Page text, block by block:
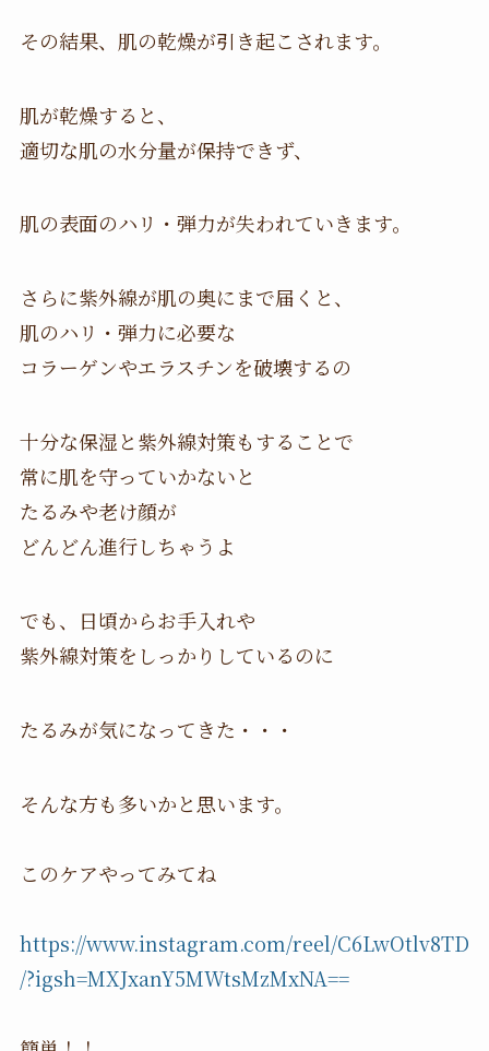
その結果、肌の乾燥が引き起こされます。
肌が乾燥すると、
適切な肌の水分量が保持できず、
肌の表面のハリ・弾力が失われていきます。
さらに紫外線が肌の奥にまで届くと、
肌のハリ・弾力に必要な
コラーゲンやエラスチンを破壊するの
十分な保湿と紫外線対策もすることで
常に肌を守っていかないと
たるみや老け顔が
どんどん進行しちゃうよ
でも、日頃からお手入れや
紫外線対策をしっかりしているのに
たるみが気になってきた・・・
そんな方も多いかと思います。
このケアやってみてね
https://www.instagram.com/reel/C6LwOtlv8TD
/?igsh=MXJxanY5MWtsMzMxNA==